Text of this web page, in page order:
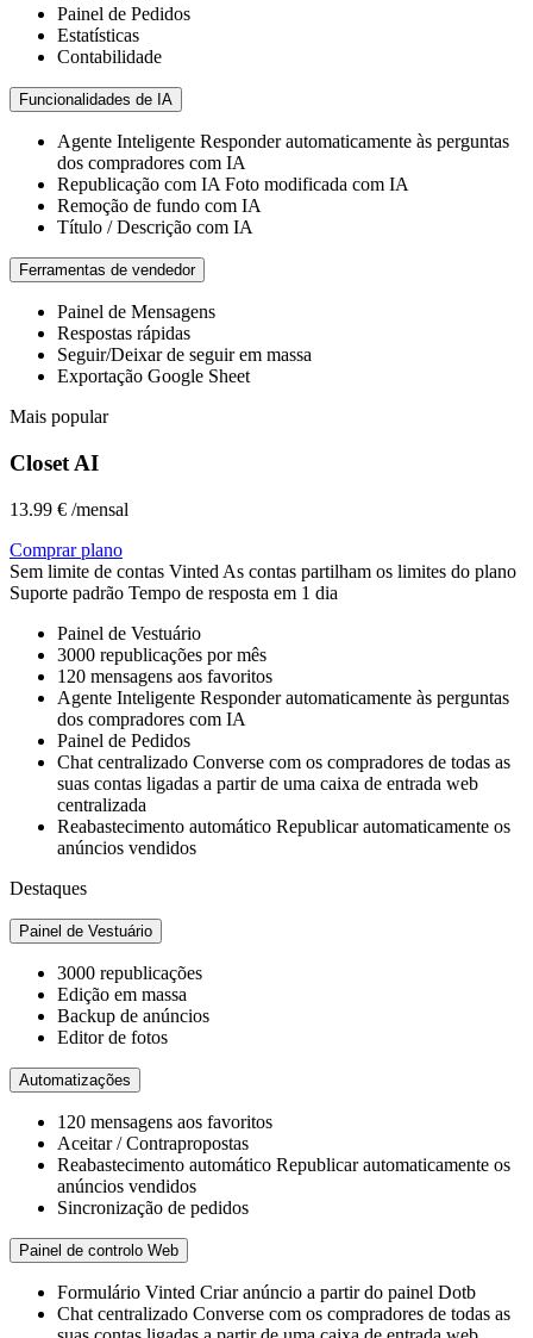
Painel de Pedidos
Estatísticas
Contabilidade
Funcionalidades de IA
Agente Inteligente Responder automaticamente às perguntas
dos compradores com IA
Republicação com IA Foto modificada com IA
Remoção de fundo com IA
Título / Descrição com IA
Ferramentas de vendedor
Painel de Mensagens
Respostas rápidas
Seguir/Deixar de seguir em massa
Exportação Google Sheet
Mais popular
Closet AI
13.99 € /mensal
Comprar plano
Sem limite de contas Vinted As contas partilham os limites do plano
Suporte padrão Tempo de resposta em 1 dia
Painel de Vestuário
3000 republicações por mês
120 mensagens aos favoritos
Agente Inteligente Responder automaticamente às perguntas
dos compradores com IA
Painel de Pedidos
Chat centralizado Converse com os compradores de todas as
suas contas ligadas a partir de uma caixa de entrada web
centralizada
Reabastecimento automático Republicar automaticamente os
anúncios vendidos
Destaques
Painel de Vestuário
3000 republicações
Edição em massa
Backup de anúncios
Editor de fotos
Automatizações
120 mensagens aos favoritos
Aceitar / Contrapropostas
Reabastecimento automático Republicar automaticamente os
anúncios vendidos
Sincronização de pedidos
Painel de controlo Web
Formulário Vinted Criar anúncio a partir do painel Dotb
Chat centralizado Converse com os compradores de todas as